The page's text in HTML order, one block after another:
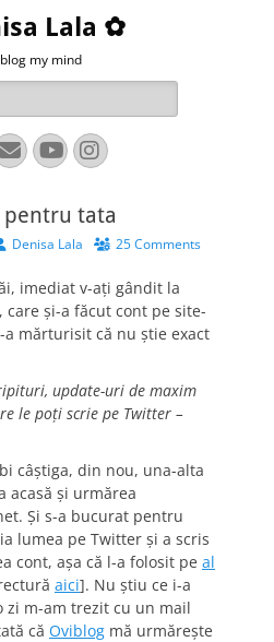
Lala ✿
blog my mind
EmailYouTube
Instagram
tata
Denisa Lala 25 Comments
imediat v-aţi gândit la
, care şi-a făcut cont pe site-
mărturisit că nu ştie exact
update-uri de maxim
le poţi scrie pe Twitter –
câştiga, din nou, una-alta
acasă şi urmărea
Şi s-a bucurat pentru
lumea pe Twitter şi a scris
cont, aşa că l-a folosit pe al
aici]. Nu ştiu ce i-a
m-am trezit cu un mail
că Oviblog mă urmăreşte